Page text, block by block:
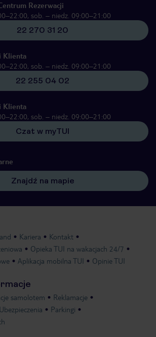
Rezerwacji
sob. – niedz. 09:00–21:00
22 270 31 20
Klienta
sob. – niedz. 09:00–21:00
22 255 04 02
Klienta
sob. – niedz. 09:00–21:00
Czat w myTUI
Znajdź na mapie
Kariera
Kontakt
Opieka TUI na wakacjach 24/7
Aplikacja mobilna TUI Opinie TUI
samolotem
Reklamacje
Ubezpieczenia
Parkingi